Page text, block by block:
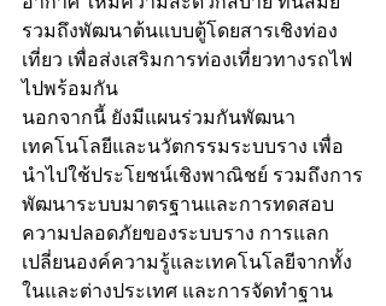
รวมถึงพัฒนาต้นแบบตู้โดยสารเชิงท่อง
เที่ยว เพื่อส่งเสริมการท่องเที่ยวทางรถไฟ
ไปพร้อมกัน
นอกจากนี้ ยังมีแผนร่วมกันพัฒนา
เทคโนโลยีและนวัตกรรมระบบราง เพื่อ
นำไปใช้ประโยชน์เชิงพาณิชย์ รวมถึงการ
พัฒนาระบบมาตรฐานและการทดสอบ
ความปลอดภัยของระบบราง การแลก
เปลี่ยนองค์ความรู้และเทคโนโลยีจากทั้ง
ในและต่างประเทศ และการจัดทำฐาน